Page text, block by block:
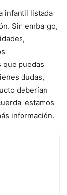
infantil listada
Sin embargo,
que puedas
dudas,
deberían
estamos
información.